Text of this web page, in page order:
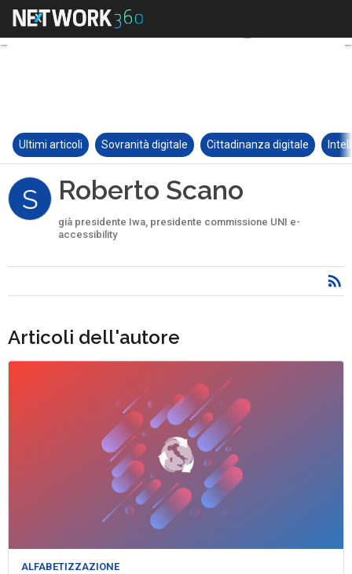
Ultimi articoli Sovranità digitale Cittadinanza digitale
S Roberto Scano
già presidente Iwa, presidente commissione UNI e-
accessibility
Articoli dell'autore
ALFABETIZZAZIONE